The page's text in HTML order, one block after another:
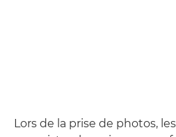
Lors de la prise de photos,